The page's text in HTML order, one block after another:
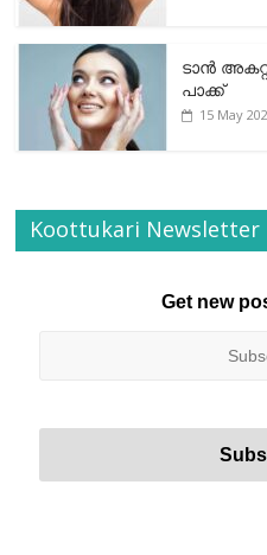
ടാന്‍
പാക്ക്
15 May
Koottukari Newsletter
Get new